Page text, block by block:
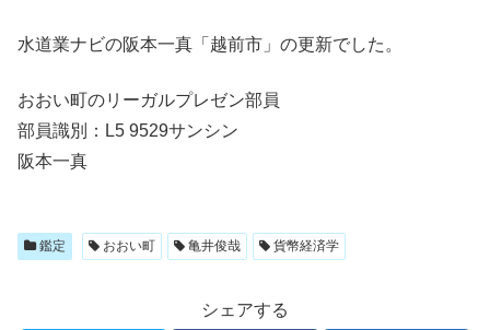
水道業ナビの阪本一真「越前市」の更新でした。
おおい町のリーガルプレゼン部員
部員識別：L5 9529サンシン
阪本一真
鑑定 おおい町 亀井俊哉 貨幣経済学
シェアする